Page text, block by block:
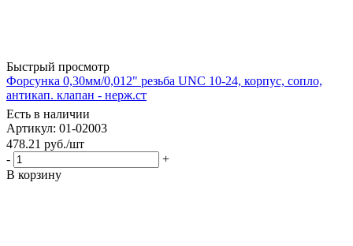
Быстрый просмотр
Форсунка 0,30мм/0,012" резьба UNC 10-24, корпус, сопло,
антикап. клапан - нерж.ст
Есть в наличии
Артикул: 01-02003
478.21 руб./шт
-
+
В корзину